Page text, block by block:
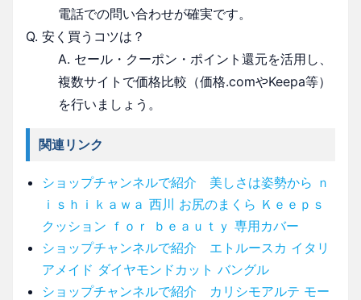
電話での問い合わせが確実です。
Q. 安く買うコツは？
A. セール・クーポン・ポイント還元を活用し、
複数サイトで価格比較（価格.comやKeepa等）
を行いましょう。
関連リンク
ショップチャンネルで紹介 美しさは姿勢から ｎ
ｉｓｈｉｋａｗａ 西川 お尻のまくら Ｋｅｅｐｓ
クッション ｆｏｒ ｂｅａｕｔｙ 専用カバー
ショップチャンネルで紹介 エトルースカ イタリ
アメイド ダイヤモンドカット バングル
ショップチャンネルで紹介 カリシモアルテ モー